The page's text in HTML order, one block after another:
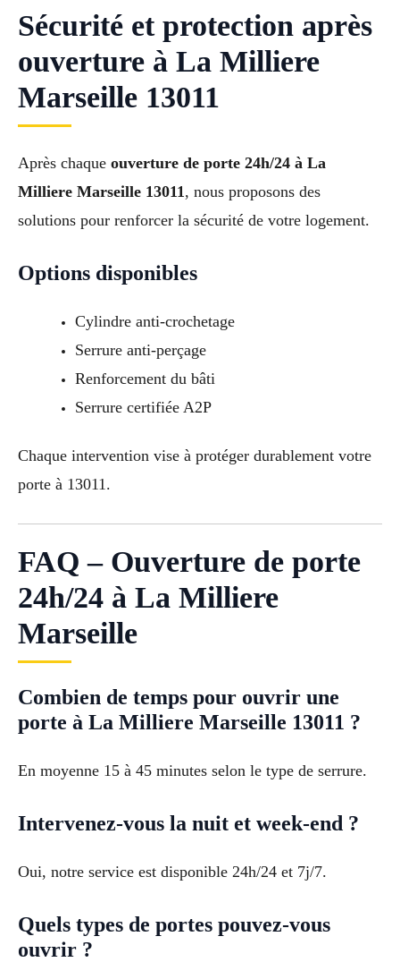
Sécurité et protection après
ouverture à La Milliere
Marseille 13011
Après chaque ouverture de porte 24h/24 à La
Milliere Marseille 13011 , nous proposons des
solutions pour renforcer la sécurité de votre logement.
Options disponibles
Cylindre anti-crochetage
Serrure anti-perçage
Renforcement du bâti
Serrure certifiée A2P
Chaque intervention vise à protéger durablement votre
porte à 13011.
FAQ – Ouverture de porte
24h/24 à La Milliere
Marseille
Combien de temps pour ouvrir une
porte à La Milliere Marseille 13011 ?
En moyenne 15 à 45 minutes selon le type de serrure.
Intervenez-vous la nuit et week-end ?
Oui, notre service est disponible 24h/24 et 7j/7.
Quels types de portes pouvez-vous
ouvrir ?